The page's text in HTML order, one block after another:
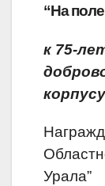
“На
к 75-
корпусу
Урала”